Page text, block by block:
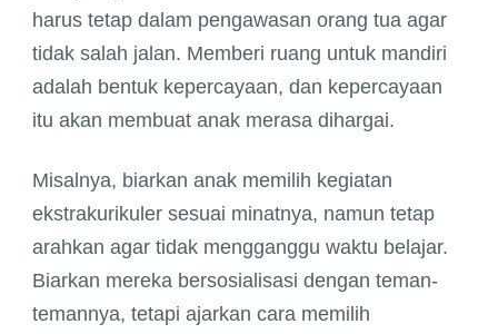
harus tetap dalam pengawasan orang tua agar
tidak salah jalan. Memberi ruang untuk mandiri
adalah bentuk kepercayaan, dan kepercayaan
itu akan membuat anak merasa dihargai.
Misalnya, biarkan anak memilih kegiatan
ekstrakurikuler sesuai minatnya, namun tetap
arahkan agar tidak mengganggu waktu belajar.
Biarkan mereka bersosialisasi dengan teman-
temannya, tetapi ajarkan cara memilih